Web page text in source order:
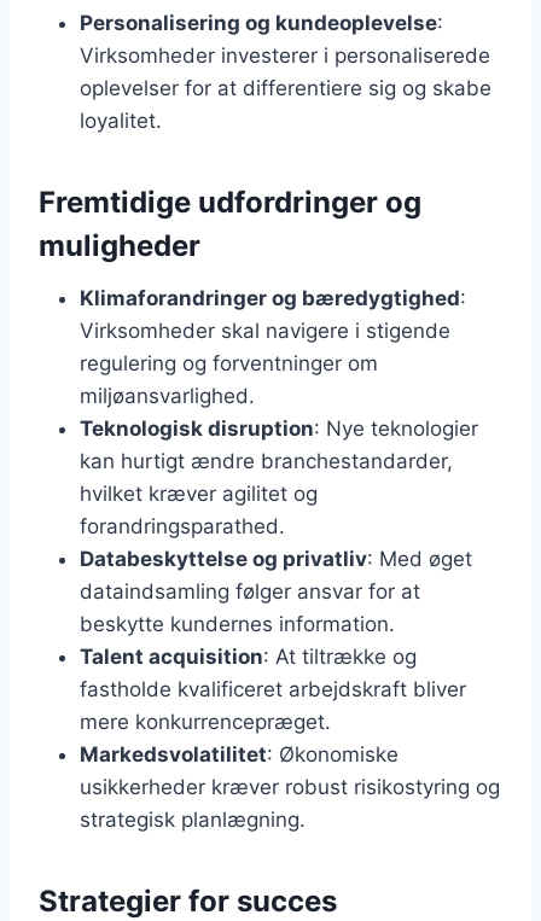
Personalisering og kundeoplevelse:
Virksomheder investerer i personaliserede
oplevelser for at differentiere sig og skabe
loyalitet.
Fremtidige udfordringer og
muligheder
Klimaforandringer og bæredygtighed:
Virksomheder skal navigere i stigende
regulering og forventninger om
miljøansvarlighed.
Teknologisk disruption: Nye teknologier
kan hurtigt ændre branchestandarder,
hvilket kræver agilitet og
forandringsparathed.
Databeskyttelse og privatliv: Med øget
dataindsamling følger ansvar for at
beskytte kundernes information.
Talent acquisition: At tiltrække og
fastholde kvalificeret arbejdskraft bliver
mere konkurrencepræget.
Markedsvolatilitet: Økonomiske
usikkerheder kræver robust risikostyring og
strategisk planlægning.
Strategier for succes